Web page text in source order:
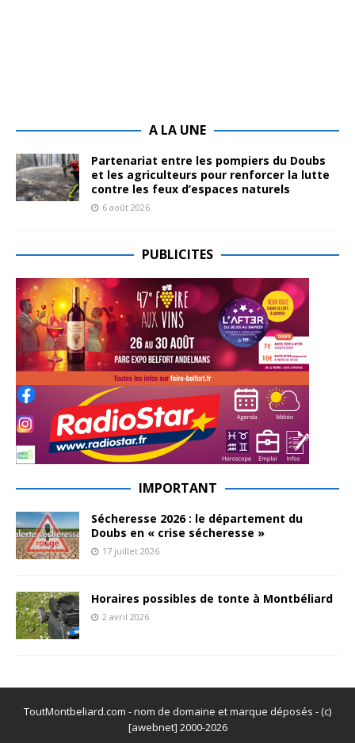
A LA UNE
Partenariat entre les pompiers du Doubs
et les agriculteurs pour renforcer la lutte
contre les feux d’espaces naturels
6 août 2026
PUBLICITES
IMPORTANT
Sécheresse 2026 : le département du
Doubs en « crise sécheresse »
17 juillet 2026
Horaires possibles de tonte à Montbéliard
2 avril 2026
ToutMontbeliard.com - nom de domaine et marque déposés - (c)
[awebnet] 2000-2026